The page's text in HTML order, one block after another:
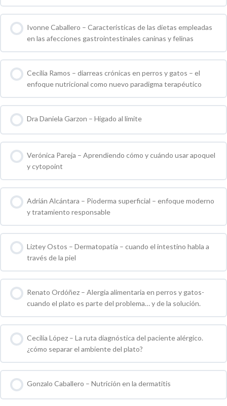
0 % COMPLETO 0 / 0 pasos
Ivonne Caballero – Caracteristicas de las dietas empleadas
en las afecciones gastrointestinales caninas y felinas
0 % COMPLETO 0 / 0 pasos
Cecilia Ramos – diarreas crónicas en perros y gatos – el
enfoque nutricional como nuevo paradigma terapéutico
0 % COMPLETO 0 / 0 pasos
Dra Daniela Garzon – Higado al limite
0 % COMPLETO 0 / 0 pasos
Verónica Pareja – Aprendiendo cómo y cuándo usar apoquel
y cytopoint
0 % COMPLETO 0 / 0 pasos
Adrián Alcántara – Pioderma superficial – enfoque moderno
y tratamiento responsable
0 % COMPLETO 0 / 0 pasos
Liztey Ostos – Dermatopatía – cuando el intestino habla a
través de la piel
0 % COMPLETO 0 / 0 pasos
Renato Ordóñez – Alergia alimentaria en perros y gatos-
cuando el plato es parte del problema… y de la solución.
0 % COMPLETO 0 / 0 pasos
Cecilia López – La ruta diagnóstica del paciente alérgico.
¿cómo separar el ambiente del plato?
0 % COMPLETO 0 / 0 pasos
Gonzalo Caballero – Nutrición en la dermatitis
0 % COMPLETO 0 / 0 pasos